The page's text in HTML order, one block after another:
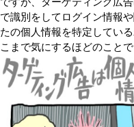
で識別をしてログイン情報
たの個人情報を特定してい
こまで気にするほどのこと